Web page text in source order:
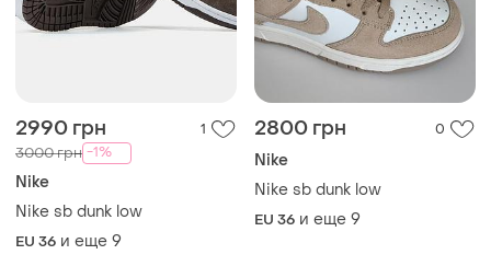
2990 грн 1
3000 грн -1%
Nike
Nike sb dunk low
EU 36 и еще 9
2800 грн 0
Nike
Nike sb dunk low
EU 36 и еще 9